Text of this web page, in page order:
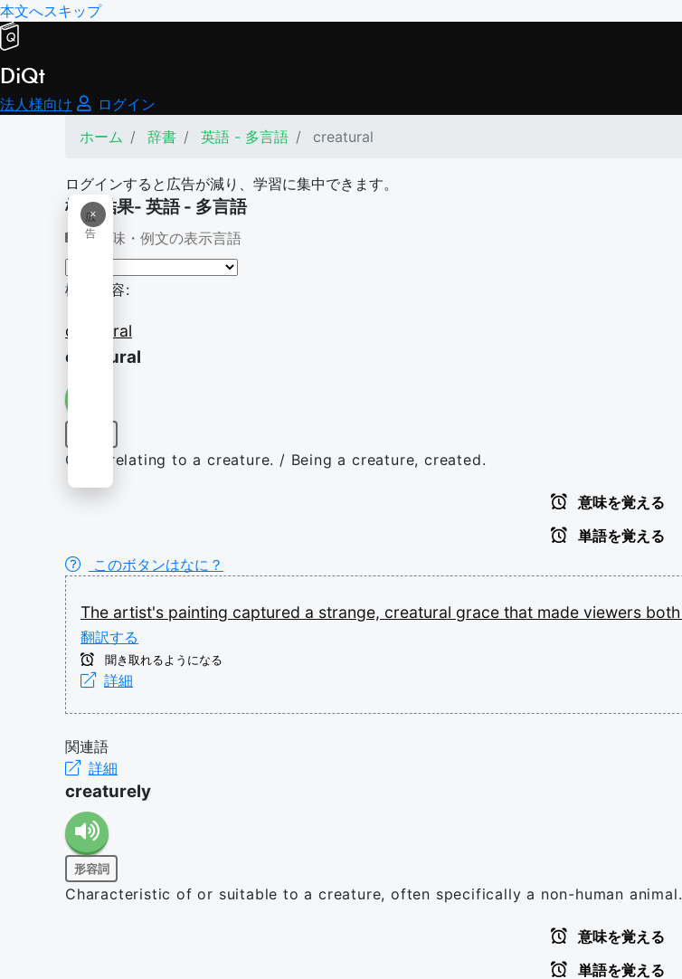
本文へスキップ
DiQt
法人様向け
ログイン
ホーム
辞書 英語 - 多言語 creatural
ログインすると広告が減り、学習に集中できます。
×
広
告
検索結果- 英語 - 多言語
意味・例文の表示言語
検索内容:
creatural
creatural
Of or relating to a creature. / Being a creature, created.
意味を覚える
単語を覚える
このボタンはなに？
The artist's painting captured a strange, creatural grace that made viewers both
翻訳する
聞き取れるようになる
詳細
関連語
詳細
creaturely
形容詞
Characteristic of or suitable to a creature, often specifically a non-human animal.
意味を覚える
単語を覚える